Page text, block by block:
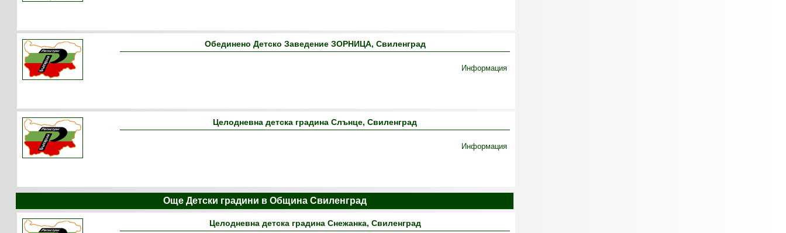
Обединено Детско Заведение ЗОРНИЦА, Свиленград
Информация
Целодневна детска градина Слънце, Свиленград
Информация
Още Детски градини в Община Свиленград
Целодневна детска градина Снежанка, Свиленград